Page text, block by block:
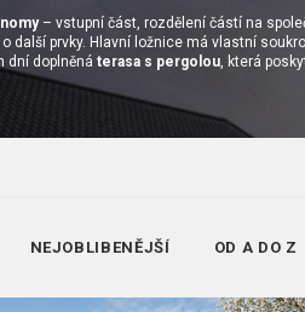
– vstupní část, rozdělení částí na
prvky. Hlavní ložnice má vlastní
dní doplněná terasa s pergolou, která
NEJOBLIBENĚJŠÍ OD A DO Z